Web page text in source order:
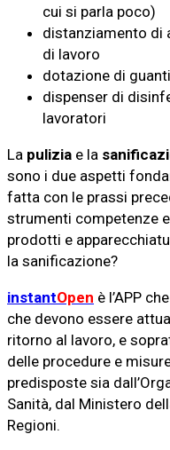
cui si parla poco)
distanziamento di
di lavoro
dotazione di
dispenser di
lavoratori
La pulizia e la
sono i due aspetti
fatta con le prassi
strumenti competenze
prodotti e
la sanificazione?
instantOpen è l’APP
che devono essere
ritorno al lavoro, e
delle procedure e
predisposte sia
Sanità, dal Ministero
Regioni.